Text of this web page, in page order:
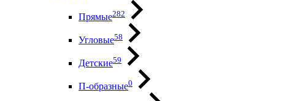
Прямые282
Угловые58
Детские59
П-образные0